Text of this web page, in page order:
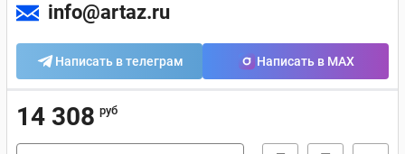
info@artaz.ru
Написать в телеграм Написать в MAX
14 308 руб